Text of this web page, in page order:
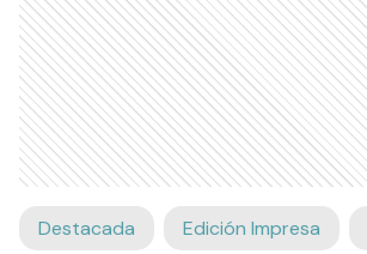
Destacada Edición Impresa